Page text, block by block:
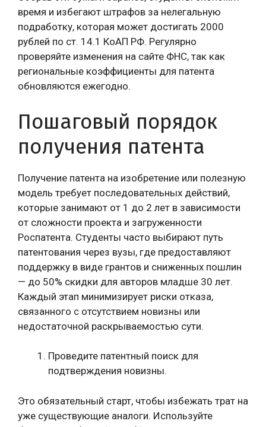
время и избегают штрафов за нелегальную
подработку, которая может достигать 2000
рублей по ст. 14.1 КоАП РФ. Регулярно
проверяйте изменения на сайте ФНС, так как
региональные коэффициенты для патента
обновляются ежегодно.
Пошаговый порядок
получения патента
Получение патента на изобретение или полезную
модель требует последовательных действий,
которые занимают от 1 до 2 лет в зависимости
от сложности проекта и загруженности
Роспатента. Студенты часто выбирают путь
патентования через вузы, где предоставляют
поддержку в виде грантов и сниженных пошлин
— до 50% скидки для авторов младше 30 лет.
Каждый этап минимизирует риски отказа,
связанного с отсутствием новизны или
недостаточной раскрываемостью сути.
Проведите патентный поиск для
подтверждения новизны.
Это обязательный старт, чтобы избежать трат на
уже существующие аналоги. Используйте